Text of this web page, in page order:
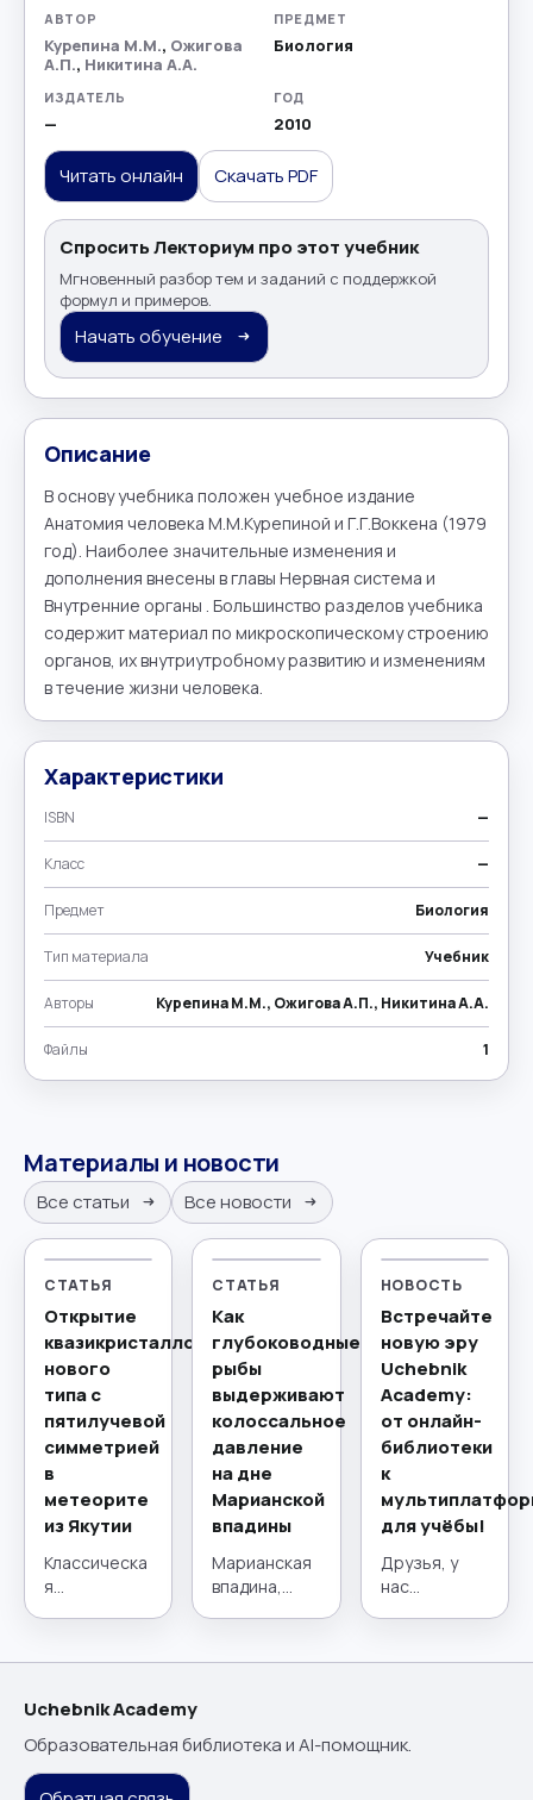
АВТОР
Курепина М.М., Ожигова
А.П., Никитина А.А.
ПРЕДМЕТ
Биология
ИЗДАТЕЛЬ
—
ГОД
2010
Читать онлайн Скачать PDF
Спросить Лекториум про этот учебник
Мгновенный разбор тем и заданий с поддержкой
формул и примеров.
Начать обучение
Описание
В основу учебника положен учебное издание
Анатомия человека М.М.Курепиной и Г.Г.Воккена (1979
год). Наиболее значительные изменения и
дополнения внесены в главы Нервная система и
Внутренние органы . Большинство разделов учебника
содержит материал по микроскопическому строению
органов, их внутриутробному развитию и изменениям
в течение жизни человека.
Характеристики
ISBN —
Класс —
Предмет Биология
Тип материала Учебник
Авторы Курепина М.М., Ожигова А.П., Никитина А.А.
Файлы 1
Материалы и новости
Все статьи Все новости
СТАТЬЯ
Открытие
квазикристаллов
нового
типа с
пятилучевой
симметрией
в
метеорите
из Якутии
Классическа
я
краеугольны
материалов
протяжении
столетий,
СТАТЬЯ
Как
глубоководные
рыбы
выдерживают
колоссальное
давление
на дне
Марианской
впадины
Марианская
впадина,
западной
т собой
НОВОСТЬ
Встречайте
новую эру
Uchebnik
Academy:
от онлайн-
библиотеки
к
для учёбы!
Друзья, у
нас
июля наш
шаг вперёд.
Uchebnik Academy
Образовательная библиотека и AI-помощник.